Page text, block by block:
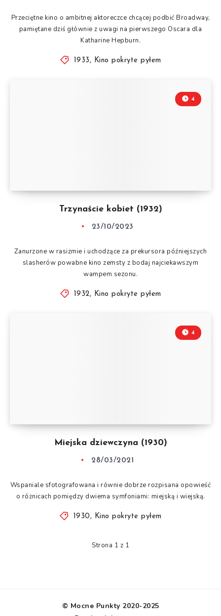
Przeciętne kino o ambitnej aktoreczce chcącej podbić Broadway,
pamiętane dziś głównie z uwagi na pierwszego Oscara dla
Katharine Hepburn.
1933, Kino pokryte pyłem
Trzynaście kobiet (1932)
4
23/10/2023
Zanurzone w rasizmie i uchodzące za prekursora późniejszych
slasherów powabne kino zemsty z bodaj najciekawszym
wampem sezonu.
1932, Kino pokryte pyłem
Miejska dziewczyna (1930)
4
28/03/2021
Wspaniale sfotografowana i równie dobrze rozpisana opowieść
o różnicach pomiędzy dwiema symfoniami: miejską i wiejską.
1930, Kino pokryte pyłem
Strona 1 z 1
© Mocne Punkty 2020-2025